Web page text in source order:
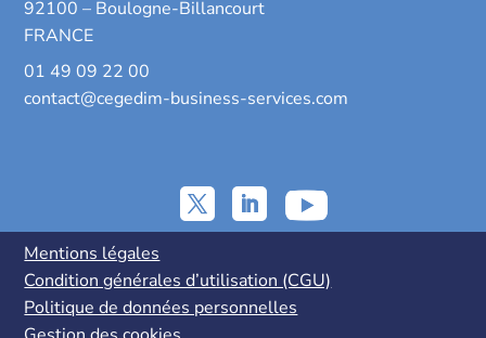
92100 – Boulogne-Billancourt
FRANCE
01 49 09 22 00
contact@cegedim-business-services.com
Mentions légales
Condition générales d’utilisation (CGU)
Politique de données personnelles